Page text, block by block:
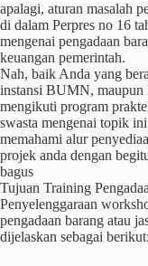
apalagi, aturan masalah
di dalam Perpres no 16
mengenai pengadaan
keuangan pemerintah.
Nah, baik Anda yang
instansi BUMN, maupun
mengikuti program
swasta mengenai topik
memahami alur
projek anda dengan
bagus
Tujuan Training
Penyelenggaraan
pengadaan barang atau
dijelaskan sebagai berikut: